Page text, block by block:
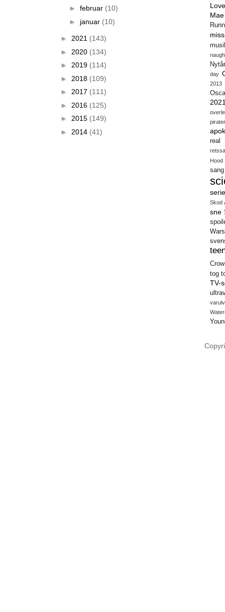
► februar (10)
► januar (10)
► 2021 (143)
► 2020 (134)
► 2019 (114)
► 2018 (109)
► 2017 (111)
► 2016 (125)
► 2015 (149)
► 2014 (41)
Nytår
day
2013
pirater
real
Hood
Skod
sne
Wars
Crow
tog
TV-
varulv